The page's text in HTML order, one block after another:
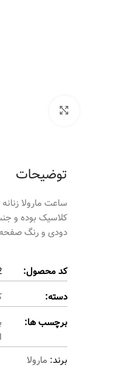
توضیحات
کلاسیک بوده و
دودی و رنگ صفحه
کد محصول:
دسته:
برچسب ها:
برند: مارولا